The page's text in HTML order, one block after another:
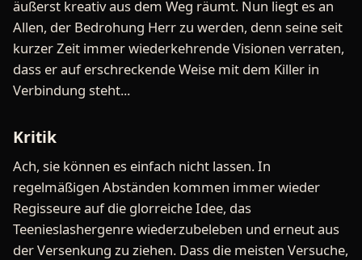
äußerst kreativ aus dem Weg räumt. Nun liegt es an
Allen, der Bedrohung Herr zu werden, denn seine seit
kurzer Zeit immer wiederkehrende Visionen verraten,
dass er auf erschreckende Weise mit dem Killer in
Verbindung steht...
Kritik
Ach, sie können es einfach nicht lassen. In
regelmäßigen Abständen kommen immer wieder
Regisseure auf die glorreiche Idee, das
Teenieslashergenre wiederzubeleben und erneut aus
der Versenkung zu ziehen. Dass die meisten Versuche,